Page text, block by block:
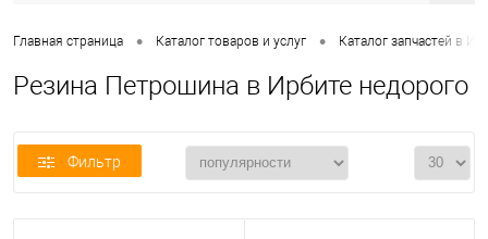
Главная страница • Каталог товаров и услуг • Каталог запчастей в
Резина Петрошина в Ирбите недорого
Фильтр